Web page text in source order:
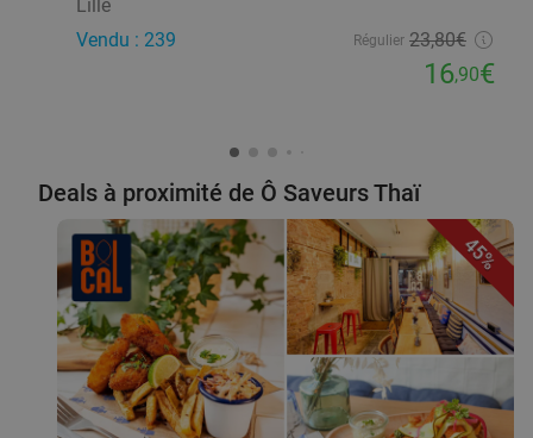
Lille
Vendu : 239
Régulier 23,80€
16,90€
Deals à proximité de Ô Saveurs Thaï
45%